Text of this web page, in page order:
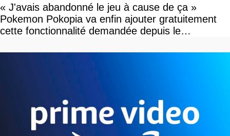
« J'avais abandonné le jeu à cause de ça »
Pokemon Pokopia va enfin ajouter gratuitement
cette fonctionnalité demandée depuis le